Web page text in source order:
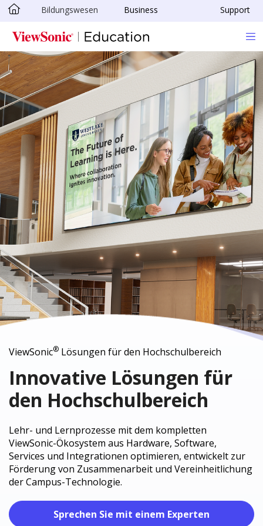
Skip to main content
Bildungswesen Business Support
ViewSonic® Lösungen für den Hochschulbereich
Innovative Lösungen für
den Hochschulbereich
Lehr- und Lernprozesse mit dem kompletten
ViewSonic-Ökosystem aus Hardware, Software,
Services und Integrationen optimieren, entwickelt zur
Förderung von Zusammenarbeit und Vereinheitlichung
der Campus-Technologie.
Sprechen Sie mit einem Experten